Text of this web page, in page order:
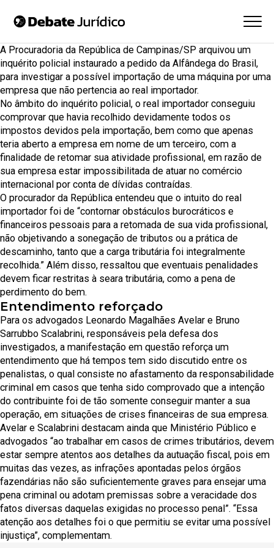
A Procuradoria da República de Campinas/SP arquivou um
inquérito policial instaurado a pedido da Alfândega do Brasil,
para investigar a possível importação de uma máquina por uma
empresa que não pertencia ao real importador.
No âmbito do inquérito policial, o real importador conseguiu
comprovar que havia recolhido devidamente todos os
impostos devidos pela importação, bem como que apenas
teria aberto a empresa em nome de um terceiro, com a
finalidade de retomar sua atividade profissional, em razão de
sua empresa estar impossibilitada de atuar no comércio
internacional por conta de dívidas contraídas.
O procurador da República entendeu que o intuito do real
importador foi de “contornar obstáculos burocráticos e
financeiros pessoais para a retomada de sua vida profissional,
não objetivando a sonegação de tributos ou a prática de
descaminho, tanto que a carga tributária foi integralmente
recolhida.” Além disso, ressaltou que eventuais penalidades
devem ficar restritas à seara tributária, como a pena de
perdimento do bem.
Entendimento reforçado
Para os advogados Leonardo Magalhães Avelar e Bruno
Sarrubbo Scalabrini, responsáveis pela defesa dos
investigados, a manifestação em questão reforça um
entendimento que há tempos tem sido discutido entre os
penalistas, o qual consiste no afastamento da responsabilidade
criminal em casos que tenha sido comprovado que a intenção
do contribuinte foi de tão somente conseguir manter a sua
operação, em situações de crises financeiras de sua empresa.
Avelar e Scalabrini destacam ainda que Ministério Público e
advogados “ao trabalhar em casos de crimes tributários, devem
estar sempre atentos aos detalhes da autuação fiscal, pois em
muitas das vezes, as infrações apontadas pelos órgãos
fazendárias não são suficientemente graves para ensejar uma
pena criminal ou adotam premissas sobre a veracidade dos
fatos diversas daquelas exigidas no processo penal”. “Essa
atenção aos detalhes foi o que permitiu se evitar uma possível
injustiça”, complementam.